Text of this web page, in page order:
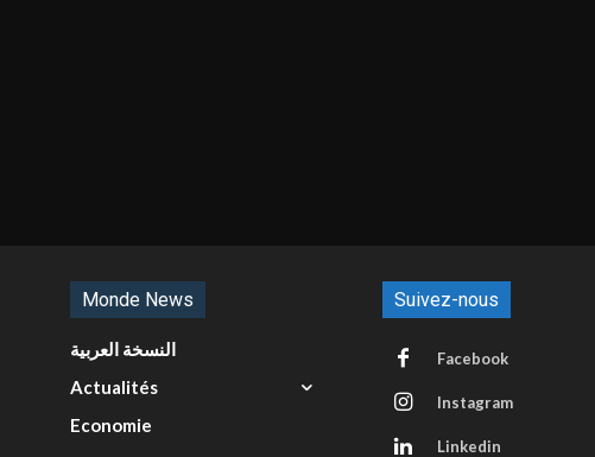
Monde News
النسخة العربية
Actualités
Economie
Suivez-nous
Facebook
Instagram
Linkedin